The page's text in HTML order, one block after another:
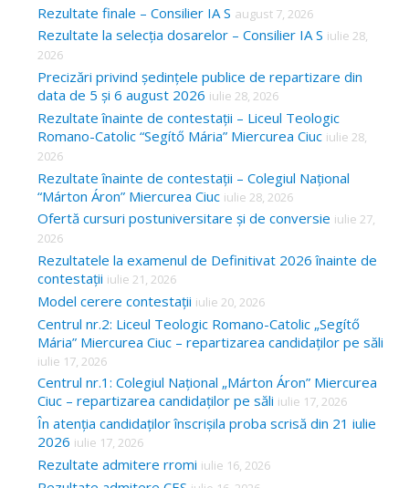
Rezultate finale – Consilier IA S august 7, 2026
Rezultate la selecția dosarelor – Consilier IA S iulie 28,
2026
Precizări privind ședințele publice de repartizare din
data de 5 și 6 august 2026 iulie 28, 2026
Rezultate înainte de contestații – Liceul Teologic
Romano-Catolic “Segítő Mária” Miercurea Ciuc iulie 28,
2026
Rezultate înainte de contestații – Colegiul Național
“Márton Áron” Miercurea Ciuc iulie 28, 2026
Ofertă cursuri postuniversitare și de conversie iulie 27,
2026
Rezultatele la examenul de Definitivat 2026 înainte de
contestații iulie 21, 2026
Model cerere contestații iulie 20, 2026
Centrul nr.2: Liceul Teologic Romano-Catolic „Segítő
Mária” Miercurea Ciuc – repartizarea candidaților pe săli
iulie 17, 2026
Centrul nr.1: Colegiul Național „Márton Áron” Miercurea
Ciuc – repartizarea candidaților pe săli iulie 17, 2026
În atenția candidaților înscrișila proba scrisă din 21 iulie
2026 iulie 17, 2026
Rezultate admitere rromi iulie 16, 2026